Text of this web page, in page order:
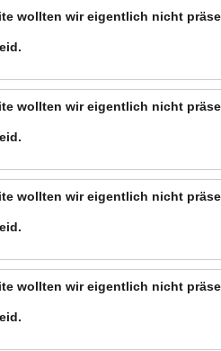
wollten wir eigentlich nicht
wollten wir eigentlich nicht
wollten wir eigentlich nicht
wollten wir eigentlich nicht